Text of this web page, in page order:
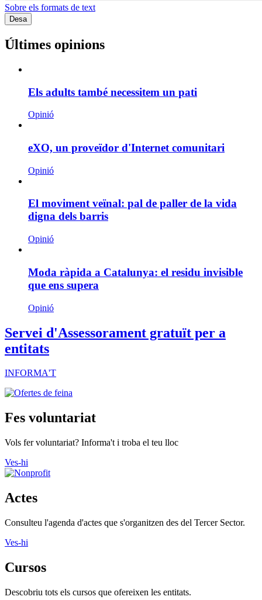
Sobre els formats de text
Últimes opinions
Els adults també necessitem un pati
Opinió
eXO, un proveïdor d'Internet comunitari
Opinió
El moviment veïnal: pal de paller de la vida
digna dels barris
Opinió
Moda ràpida a Catalunya: el residu invisible
que ens supera
Opinió
Servei d'Assessorament gratuït per a
entitats
INFORMA'T
Fes voluntariat
Vols fer voluntariat? Informa't i troba el teu lloc
Ves-hi
Actes
Consulteu l'agenda d'actes que s'organitzen des del Tercer Sector.
Ves-hi
Cursos
Descobriu tots els cursos que ofereixen les entitats.